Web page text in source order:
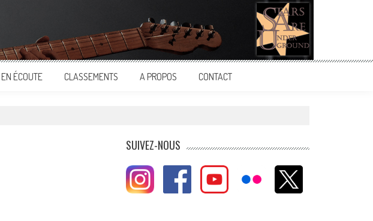
EN ÉCOUTE CLASSEMENTS A PROPOS CONTACT
SUIVEZ-NOUS